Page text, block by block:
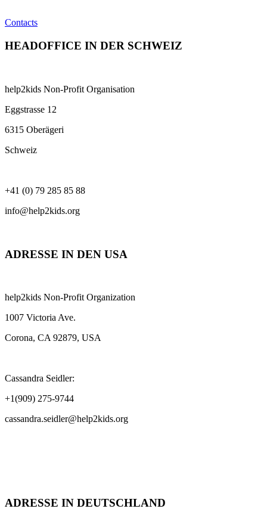
Contacts
HEADOFFICE IN DER SCHWEIZ
help2kids Non-Profit Organisation
Eggstrasse 12
6315 Oberägeri
Schweiz
+41 (0) 79 285 85 88
info@help2kids.org
ADRESSE IN DEN USA
help2kids Non-Profit Organization
1007 Victoria Ave.
Corona, CA 92879, USA
Cassandra Seidler:
+1(909) 275-9744
cassandra.seidler@help2kids.org
ADRESSE IN DEUTSCHLAND